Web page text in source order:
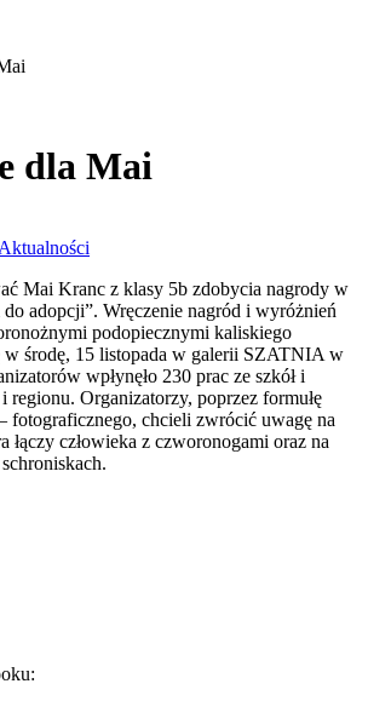
dla Mai
Aktualności
Mai Kranc z klasy 5b zdobycia nagrody w
adopcji”. Wręczenie nagród i wyróżnień
podopiecznymi kaliskiego
w środę, 15 listopada w galerii SZATNIA w
wpłynęło 230 prac ze szkół i
regionu. Organizatorzy, poprzez formułę
fotograficznego, chcieli zwrócić uwagę na
człowieka z czworonogami oraz na